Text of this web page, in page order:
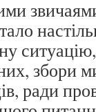
ситуацію,
збори
ради